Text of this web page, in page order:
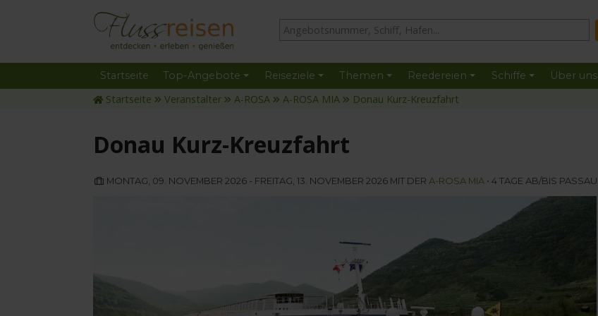
Startseite Top-Angebote Reiseziele Themen Reedereien Schiffe Über uns
Startseite Veranstalter A-ROSA A-ROSA MIA Donau Kurz-Kreuzfahrt
Donau Kurz-Kreuzfahrt
MONTAG, 09. NOVEMBER 2026 - FREITAG, 13. NOVEMBER 2026 MIT DER A-ROSA MIA • 4 TAGE AB/BIS PASSAU